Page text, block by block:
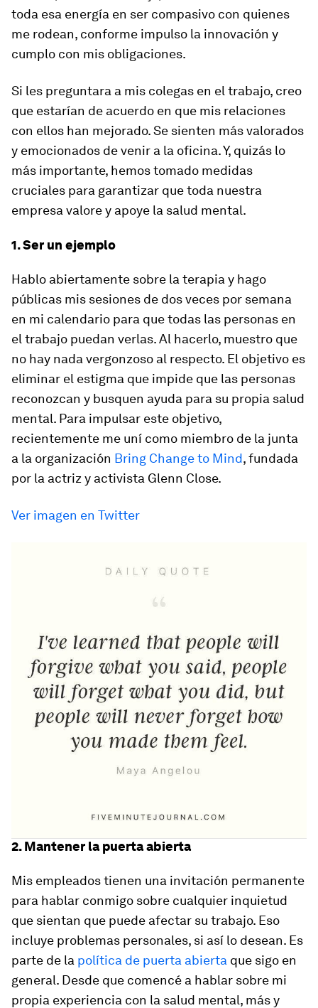
toda esa energía en ser compasivo con quienes
me rodean, conforme impulso la innovación y
cumplo con mis obligaciones.
Si les preguntara a mis colegas en el trabajo, creo
que estarían de acuerdo en que mis relaciones
con ellos han mejorado. Se sienten más valorados
y emocionados de venir a la oficina. Y, quizás lo
más importante, hemos tomado medidas
cruciales para garantizar que toda nuestra
empresa valore y apoye la salud mental.
1. Ser un ejemplo
Hablo abiertamente sobre la terapia y hago
públicas mis sesiones de dos veces por semana
en mi calendario para que todas las personas en
el trabajo puedan verlas. Al hacerlo, muestro que
no hay nada vergonzoso al respecto. El objetivo es
eliminar el estigma que impide que las personas
reconozcan y busquen ayuda para su propia salud
mental. Para impulsar este objetivo,
recientemente me uní como miembro de la junta
a la organización Bring Change to Mind, fundada
por la actriz y activista Glenn Close.
Ver imagen en Twitter
2. Mantener la puerta abierta
Mis empleados tienen una invitación permanente
para hablar conmigo sobre cualquier inquietud
que sientan que puede afectar su trabajo. Eso
incluye problemas personales, si así lo desean. Es
parte de la política de puerta abierta que sigo en
general. Desde que comencé a hablar sobre mi
propia experiencia con la salud mental, más y